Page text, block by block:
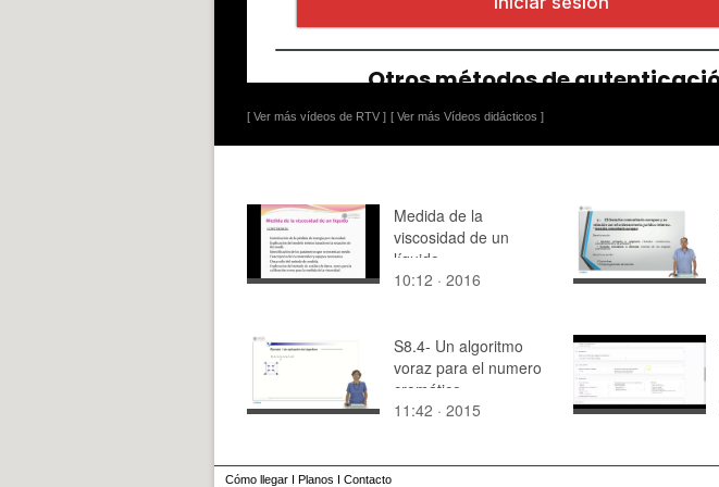
[ Ver más vídeos de RTV ] [ Ver más Vídeos didácticos ]
Medida de la
viscosidad de un
líquido
10:12 · 2016
S8.4- Un algoritmo
voraz para el numero
cromático
11:42 · 2015
Cómo llegar I Planos I Contacto